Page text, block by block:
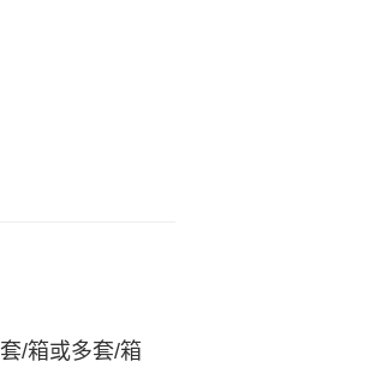
/箱或多套/箱